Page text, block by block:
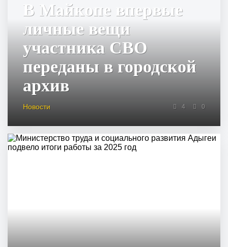
В Майкопе впервые
личные вещи
участника СВО
переданы в городской
архив
Новости 4 0